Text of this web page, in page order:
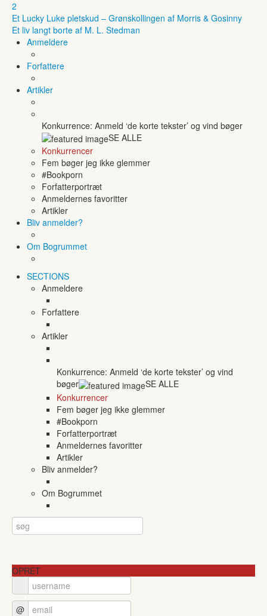
2
Et Lucky Luke pletskud – Grønskollingen af Morris & Gosinny
Et liv langt borte af M. L. Stedman
Anmeldere
Forfattere
Artikler
Konkurrence: Anmeld ‘de korte tekster’ og vind bøger
SE ALLE
Konkurrencer
Fem bøger jeg ikke glemmer
#Bookporn
Forfatterportræt
Anmeldernes favoritter
Artikler
Bliv anmelder?
Om Bogrummet
SECTIONS
Anmeldere
Forfattere
Artikler
Konkurrence: Anmeld ‘de korte tekster’ og vind
bøger
SE ALLE
Konkurrencer
Fem bøger jeg ikke glemmer
#Bookporn
Forfatterportræt
Anmeldernes favoritter
Artikler
Bliv anmelder?
Om Bogrummet
OPRET
@